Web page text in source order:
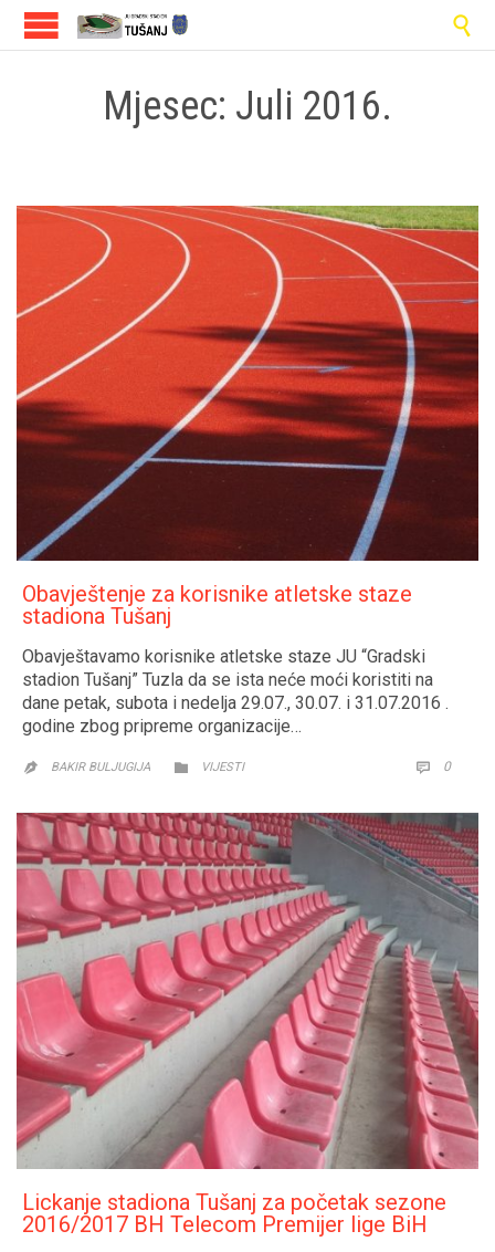

Mjesec: Juli 2016.
Obavještenje za korisnike atletske staze
stadiona Tušanj
Obavještavamo korisnike atletske staze JU “Gradski
stadion Tušanj” Tuzla da se ista neće moći koristiti na
dane petak, subota i nedelja 29.07., 30.07. i 31.07.2016 .
godine zbog pripreme organizacije…
 BAKIR BULJUGIJA  CATEGORY
VIJESTI  0
Lickanje stadiona Tušanj za početak sezone
2016/2017 BH Telecom Premijer lige BiH